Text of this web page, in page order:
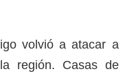
volvió a atacar a
región. Casas de